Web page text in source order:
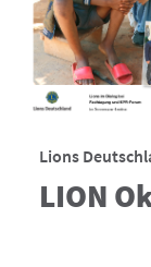
Lions
LION